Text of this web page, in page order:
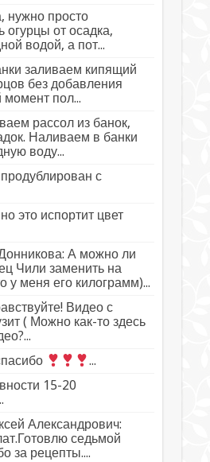
нужно просто
огурцы от осадка,
водой, а пот...
заливаем кипящий
без добавления
пол...
рассол из банок,
Наливаем в банки
воду...
с
это испортит цвет
А можно ли
Чили заменить на
у меня его килограмм)...
Видео с
( Можно как-то здесь
...
15-20
Александрович:
седьмой
за рецепты....